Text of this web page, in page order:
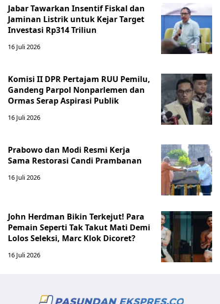
Jabar Tawarkan Insentif Fiskal dan
Jaminan Listrik untuk Kejar Target
Investasi Rp314 Triliun
16 Juli 2026
Komisi II DPR Pertajam RUU Pemilu,
Gandeng Parpol Nonparlemen dan
Ormas Serap Aspirasi Publik
16 Juli 2026
Prabowo dan Modi Resmi Kerja
Sama Restorasi Candi Prambanan
16 Juli 2026
John Herdman Bikin Terkejut! Para
Pemain Seperti Tak Takut Mati Demi
Lolos Seleksi, Marc Klok Dicoret?
16 Juli 2026